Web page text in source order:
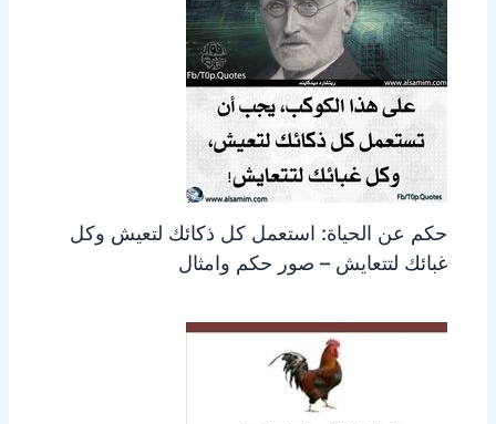
حكم عن الحياة: استعمل كل ذكائك لتعيش وكل
غبائك لتتعايش – صور حكم وامثال